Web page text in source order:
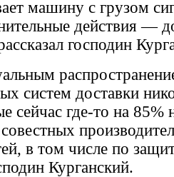
машину с грузом
действия —
господин
систем доставки
сейчас где-то на 85%
в том числе по
Курганский.